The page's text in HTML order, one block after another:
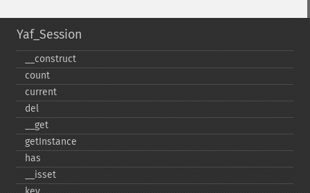
Yaf_Session
_​_​construct
count
current
del
_​_​get
getInstance
has
_​_​isset